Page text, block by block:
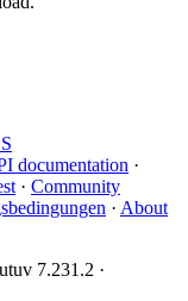
documentation ·
· Community
· About
7.231.2 ·